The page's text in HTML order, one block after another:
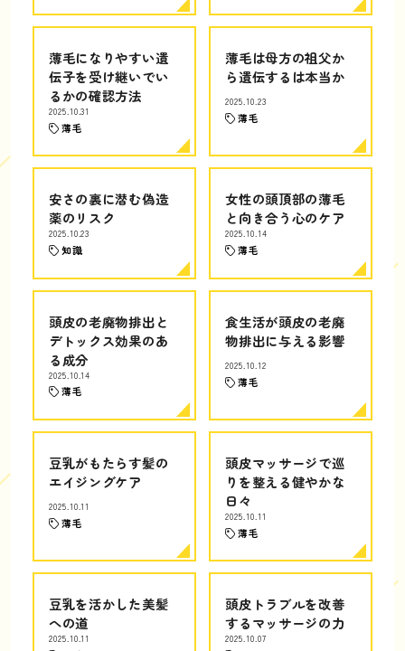
薄毛になりやすい遺
伝子を受け継いでい
るかの確認方法
2025.10.31
薄毛
薄毛は母方の祖父か
ら遺伝するは本当か
2025.10.23
薄毛
安さの裏に潜む偽造
薬のリスク
2025.10.23
知識
女性の頭頂部の薄毛
と向き合う心のケア
2025.10.14
薄毛
頭皮の老廃物排出と
デトックス効果のあ
る成分
2025.10.14
薄毛
食生活が頭皮の老廃
物排出に与える影響
2025.10.12
薄毛
豆乳がもたらす髪の
エイジングケア
2025.10.11
薄毛
頭皮マッサージで巡
りを整える健やかな
日々
2025.10.11
薄毛
豆乳を活かした美髪
への道
2025.10.11
頭皮トラブルを改善
するマッサージの力
2025.10.07